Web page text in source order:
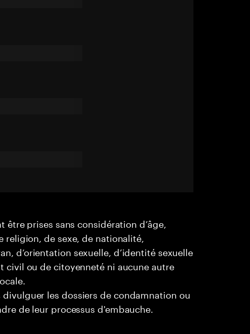
prises sans considération d’âge,
de sexe, de nationalité,
d’orientation sexuelle, d’identité sexuelle
civil ou de citoyenneté ni aucune autre
les dossiers de condamnation ou
de leur processus d'embauche.